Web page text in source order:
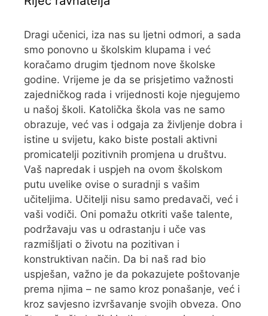
Dragi učenici, iza nas su ljetni odmori, a sada
smo ponovno u školskim klupama i već
koračamo drugim tjednom nove školske
godine. Vrijeme je da se prisjetimo važnosti
zajedničkog rada i vrijednosti koje njegujemo
u našoj školi. Katolička škola vas ne samo
obrazuje, već vas i odgaja za življenje dobra i
istine u svijetu, kako biste postali aktivni
promicatelji pozitivnih promjena u društvu.
Vaš napredak i uspjeh na ovom školskom
putu uvelike ovise o suradnji s vašim
učiteljima. Učitelji nisu samo predavači, već i
vaši vodiči. Oni pomažu otkriti vaše talente,
podržavaju vas u odrastanju i uče vas
razmišljati o životu na pozitivan i
konstruktivan način. Da bi naš rad bio
uspješan, važno je da pokazujete poštovanje
prema njima – ne samo kroz ponašanje, već i
kroz savjesno izvršavanje svojih obveza. Ono